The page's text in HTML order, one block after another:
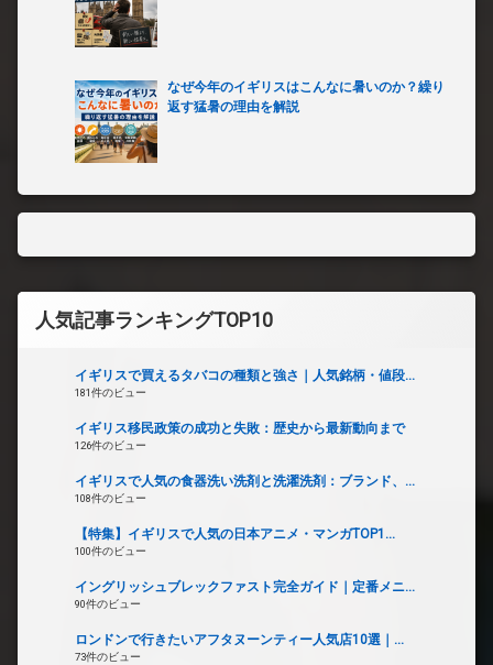
なぜ今年のイギリスはこんなに暑いのか？繰り
返す猛暑の理由を解説
人気記事ランキングTOP10
イギリスで買えるタバコの種類と強さ｜人気銘柄・値段...
181件のビュー
イギリス移民政策の成功と失敗：歴史から最新動向まで
126件のビュー
イギリスで人気の食器洗い洗剤と洗濯洗剤：ブランド、...
108件のビュー
【特集】イギリスで人気の日本アニメ・マンガTOP1...
100件のビュー
イングリッシュブレックファスト完全ガイド｜定番メニ...
90件のビュー
ロンドンで行きたいアフタヌーンティー人気店10選｜...
73件のビュー